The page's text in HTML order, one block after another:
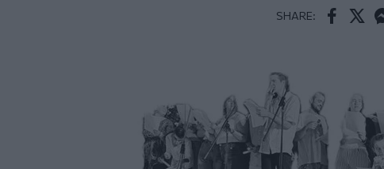
SHARE: